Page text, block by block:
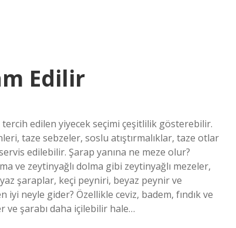
Edilir
tercih edilen yiyecek seçimi çeşitlilik gösterebilir.
taze sebzeler, soslu atıştırmalıklar, taze otlar
edilebilir. Şarap yanına ne meze olur?
ve zeytinyağlı dolma gibi zeytinyağlı mezeler,
şaraplar, keçi peyniri, beyaz peynir ve
neyle gider? Özellikle ceviz, badem, fındık ve
ve şarabı daha içilebilir hale…